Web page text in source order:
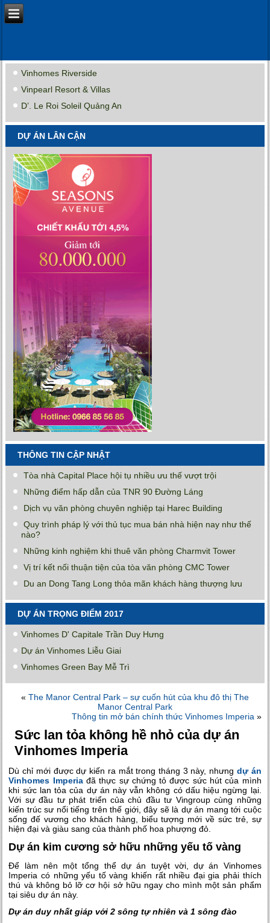
Vinhomes Riverside
Vinpearl Resort & Villas
D’. Le Roi Soleil Quảng An
DỰ ÁN LÂN CẬN
THÔNG TIN CẬP NHẬT
Tòa nhà Capital Place hội tụ nhiều ưu thế vượt trội
Những điểm hấp dẫn của TNR 90 Đường Láng
Dịch vụ văn phòng chuyên nghiệp tại Harec Building
Quy trình pháp lý với thủ tục mua bán nhà hiện nay như thế
nào?
Những kinh nghiệm khi thuê văn phòng Charmvit Tower
Vị trí kết nối thuận tiện của tòa văn phòng CMC Tower
Du an Dong Tang Long thỏa mãn khách hàng thượng lưu
DỰ ÁN TRỌNG ĐIỂM 2017
Vinhomes D' Capitale Trần Duy Hưng
Dự án Vinhomes Liễu Giai
Vinhomes Green Bay Mễ Trì
« The Manor Central Park – sự cuốn hút của khu đô thị The
Manor Central Park
Thông tin mở bán chính thức Vinhomes Imperia»
Sức lan tỏa không hề nhỏ của dự án
Vinhomes Imperia
Dù chỉ mới được dự kiến ra mắt trong tháng 3 này, nhưng dự án
Vinhomes Imperiađã thực sự chứng tỏ được sức hút của mình
khi sức lan tỏa của dự án này vẫn không có dấu hiệu ngừng lại.
Với sự đầu tư phát triển của chủ đầu tư Vingroup cùng những
kiến trúc sư nổi tiếng trên thế giới, đây sẽ là dự án mang tới cuộc
sống đế vương cho khách hàng, biểu tượng mới về sức trẻ, sự
hiện đại và giàu sang của thành phố hoa phượng đỏ.
Dự án kim cương sở hữu những yếu tố vàng
Để làm nên một tổng thể dự án tuyệt vời, dự án Vinhomes
Imperia có những yếu tố vàng khiến rất nhiều đại gia phải thích
thú và không bỏ lỡ cơ hội sở hữu ngay cho mình một sản phẩm
tại siêu dự án này.
Dự án duy nhất giáp với 2 sông tự nhiên và 1 sông đào